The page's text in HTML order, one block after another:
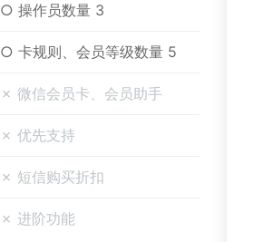
○ 操作员数量 3
○ 卡规则、会员等级数量 5
✗ 微信会员卡、会员助手
✗ 优先支持
✗ 短信购买折扣
✗ 进阶功能